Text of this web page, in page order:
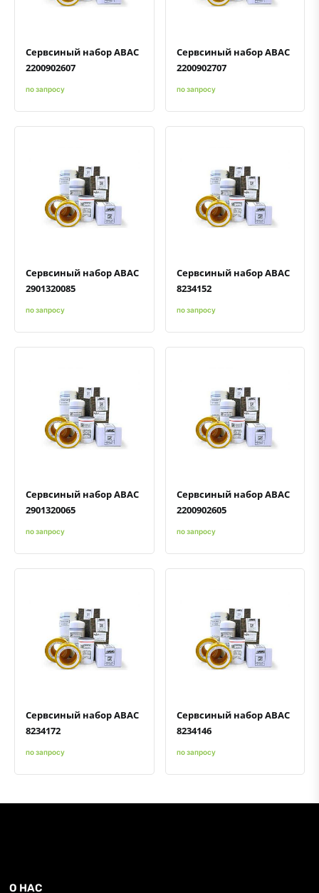
Сервсиный набор ABAC
2200902607
по запросу
Сервсиный набор ABAC
2200902707
по запросу
Быстрый просмотр
Добавить к сравнению
Добавить в избранное
Сервсиный набор ABAC
2901320085
по запросу
Быстрый просмотр
Добавить к сравнению
Добавить в избранное
Сервсиный набор ABAC
8234152
по запросу
Быстрый просмотр
Добавить к сравнению
Добавить в избранное
Сервсиный набор ABAC
2901320065
по запросу
Быстрый просмотр
Добавить к сравнению
Добавить в избранное
Сервсиный набор ABAC
2200902605
по запросу
Быстрый просмотр
Добавить к сравнению
Добавить в избранное
Сервсиный набор ABAC
8234172
по запросу
Быстрый просмотр
Добавить к сравнению
Добавить в избранное
Сервсиный набор ABAC
8234146
по запросу
О НАС